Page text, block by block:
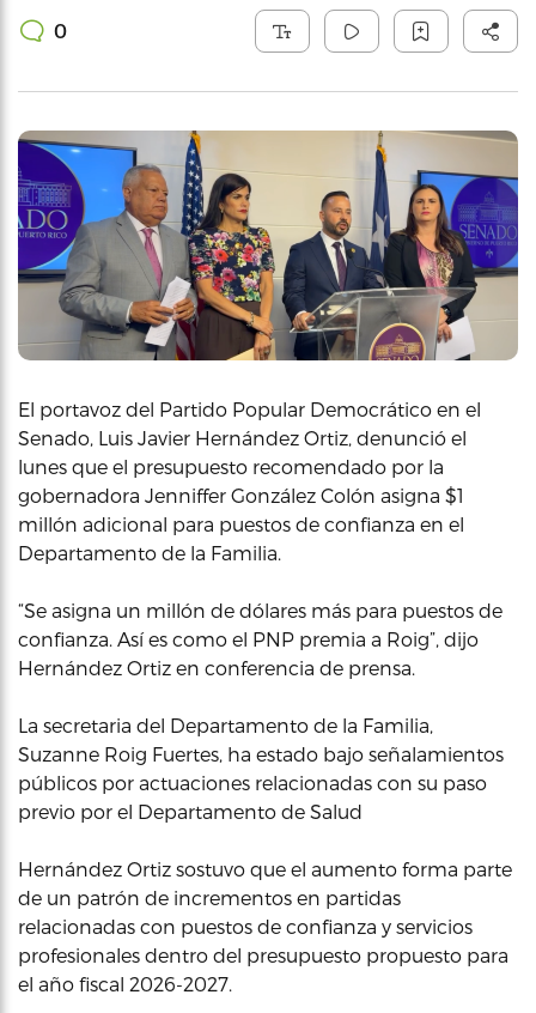
0
El portavoz del Partido Popular Democrático en el
Senado, Luis Javier Hernández Ortiz, denunció el
lunes que el presupuesto recomendado por la
gobernadora Jenniffer González Colón asigna $1
millón adicional para puestos de confianza en el
Departamento de la Familia.
“Se asigna un millón de dólares más para puestos de
confianza. Así es como el PNP premia a Roig”, dijo
Hernández Ortiz en conferencia de prensa.
La secretaria del Departamento de la Familia,
Suzanne Roig Fuertes, ha estado bajo señalamientos
públicos por actuaciones relacionadas con su paso
previo por el Departamento de Salud
Hernández Ortiz sostuvo que el aumento forma parte
de un patrón de incrementos en partidas
relacionadas con puestos de confianza y servicios
profesionales dentro del presupuesto propuesto para
el año fiscal 2026-2027.